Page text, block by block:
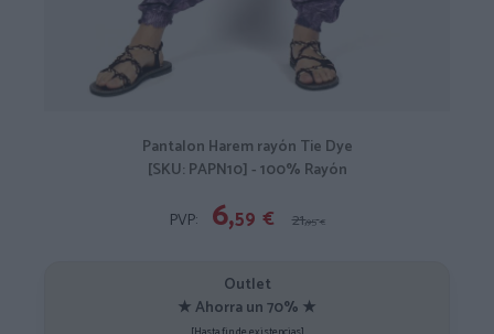
Pantalon Harem rayón Tie Dye
[SKU: PAPN10] - 100% Rayón
PVP:
6,59 € 21,95 €
Outlet
★ Ahorra un 70% ★